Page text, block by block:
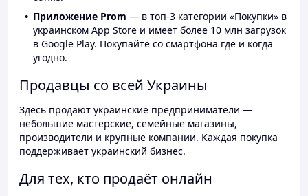
Приложение Prom — в топ-3 категории «Покупки» в
украинском App Store и имеет более 10 млн загрузок
в Google Play. Покупайте со смартфона где и когда
угодно.
Продавцы со всей Украины
Здесь продают украинские предприниматели —
небольшие мастерские, семейные магазины,
производители и крупные компании. Каждая покупка
поддерживает украинский бизнес.
Для тех, кто продаёт онлайн